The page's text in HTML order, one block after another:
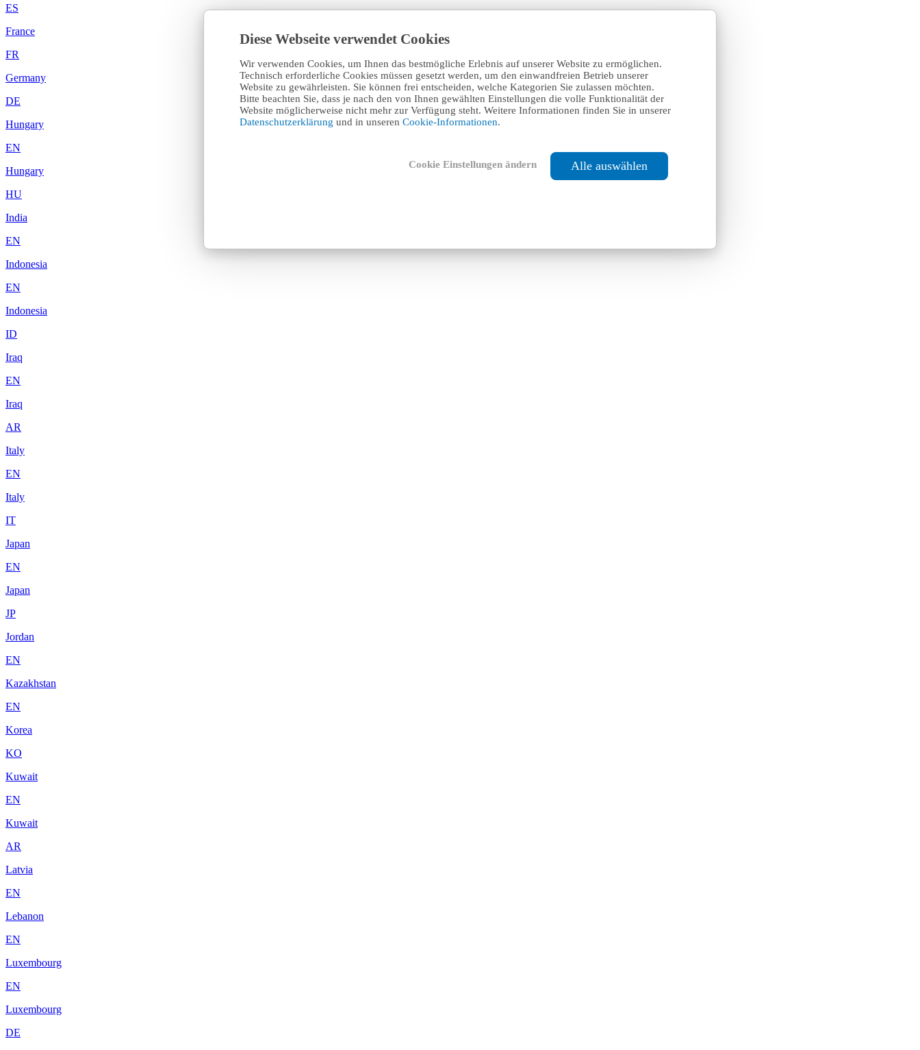
Diese Webseite verwendet Cookies
Wir verwenden Cookies, um Ihnen das bestmögliche Erlebnis auf unserer Website zu ermöglichen.
Technisch erforderliche Cookies müssen gesetzt werden, um den einwandfreien Betrieb unserer
Website zu gewährleisten. Sie können frei entscheiden, welche Kategorien Sie zulassen möchten.
Bitte beachten Sie, dass je nach den von Ihnen gewählten Einstellungen die volle Funktionalität der
Website möglicherweise nicht mehr zur Verfügung steht. Weitere Informationen finden Sie in unserer
Datenschutzerklärung und in unseren Cookie-Informationen.
Cookie Einstellungen ändern Alle auswählen
ES
France
FR
Germany
DE
Hungary
EN
Hungary
HU
India
EN
Indonesia
EN
Indonesia
ID
Iraq
EN
Iraq
AR
Italy
EN
Italy
IT
Japan
EN
Japan
JP
Jordan
EN
Kazakhstan
EN
Korea
KO
Kuwait
EN
Kuwait
AR
Latvia
EN
Lebanon
EN
Luxembourg
EN
Luxembourg
DE